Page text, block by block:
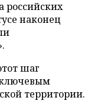
российских
наконец
шаг
ключевым
территории.